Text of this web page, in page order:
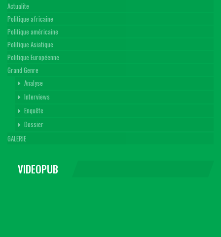
Actualite
Politique africaine
Politique américaine
Politique Asiatique
Politique Européenne
Grand Genre
Analyse
Interviews
Enquête
Dossier
GALERIE
VIDEOPUB